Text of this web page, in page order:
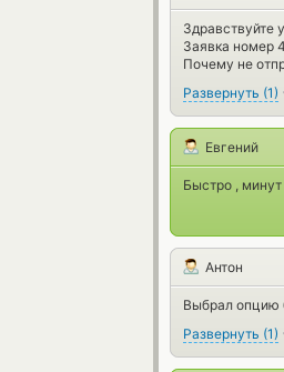
Здравствуйте
Заявка номер
Почему не
Развернуть (1)
Евгений
Быстро ,
Антон
Выбрал опцию
Развернуть (1)